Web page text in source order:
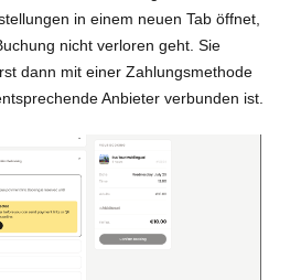
in einem neuen Tab öffnet,
nicht verloren geht. Sie
dann mit einer Zahlungsmethode
Anbieter verbunden ist.